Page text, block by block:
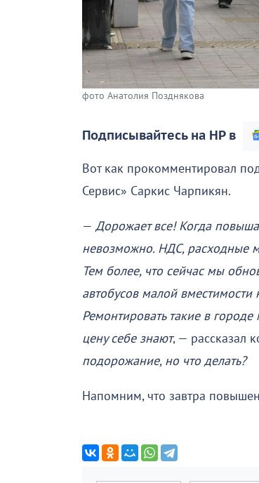
фото Анатолия Позднякова
Подписывайтесь на НР в
Вот как прокомментировал
Сервис» Саркис Чарпикян.
— Дорожает все! Когда
невозможно. НДС, расходные
Тем более, что сейчас мы
автобусов малой вместимости
Ремонтировать такие в
цену себе знают, — рассказал
подорожание, но что делать?
Напомним, что завтра